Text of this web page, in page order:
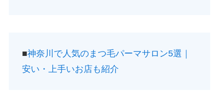
■神奈川で人気のまつ毛パーマサロン5選｜
安い・上手いお店も紹介